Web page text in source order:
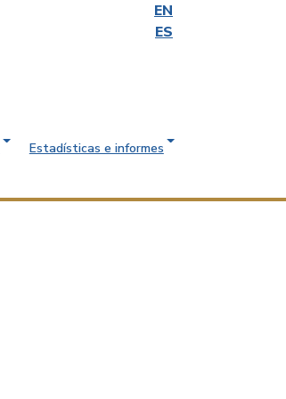
EN
ES
Estadísticas e informes